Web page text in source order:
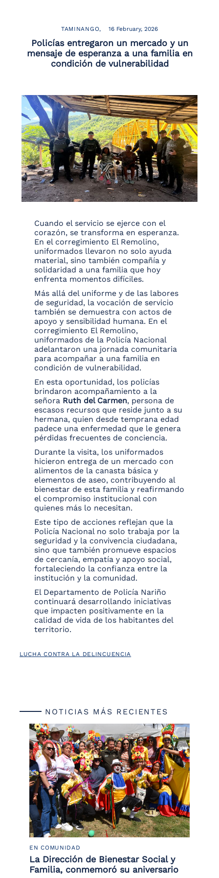
content.
TAMINANGO 16 February, 2026
Policías entregaron un mercado y un
mensaje de esperanza a una familia en
condición de vulnerabilidad
Cuando el servicio se ejerce con el
corazón, se transforma en esperanza.
En el corregimiento El Remolino,
uniformados llevaron no solo ayuda
material, sino también compañía y
solidaridad a una familia que hoy
enfrenta momentos difíciles.
Más allá del uniforme y de las labores
de seguridad, la vocación de servicio
también se demuestra con actos de
apoyo y sensibilidad humana. En el
corregimiento El Remolino,
uniformados de la Policía Nacional
adelantaron una jornada comunitaria
para acompañar a una familia en
condición de vulnerabilidad.
En esta oportunidad, los policías
brindaron acompañamiento a la
señora Ruth del Carmen, persona de
escasos recursos que reside junto a su
hermana, quien desde temprana edad
padece una enfermedad que le genera
pérdidas frecuentes de conciencia.
Durante la visita, los uniformados
hicieron entrega de un mercado con
alimentos de la canasta básica y
elementos de aseo, contribuyendo al
bienestar de esta familia y reafirmando
el compromiso institucional con
quienes más lo necesitan.
Este tipo de acciones reflejan que la
Policía Nacional no solo trabaja por la
seguridad y la convivencia ciudadana,
sino que también promueve espacios
de cercanía, empatía y apoyo social,
fortaleciendo la confianza entre la
institución y la comunidad.
El Departamento de Policía Nariño
continuará desarrollando iniciativas
que impacten positivamente en la
calidad de vida de los habitantes del
territorio.
LUCHA CONTRA LA DELINCUENCIA
NOTICIAS MÁS RECIENTES
EN COMUNIDAD
La Dirección de Bienestar Social y
Familia, conmemoró su aniversario